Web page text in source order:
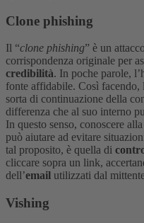
Clone phishing
Il “clone phishing” è un
corrispondenza originale per
credibilità. In poche parole,
fonte affidabile. Così
sorta di continuazione della
differenza che al suo interno
In questo senso, conoscere
può aiutare ad evitare
tal proposito, è quella di
cliccare sopra un link,
dell’email utilizzati dal
Vishing